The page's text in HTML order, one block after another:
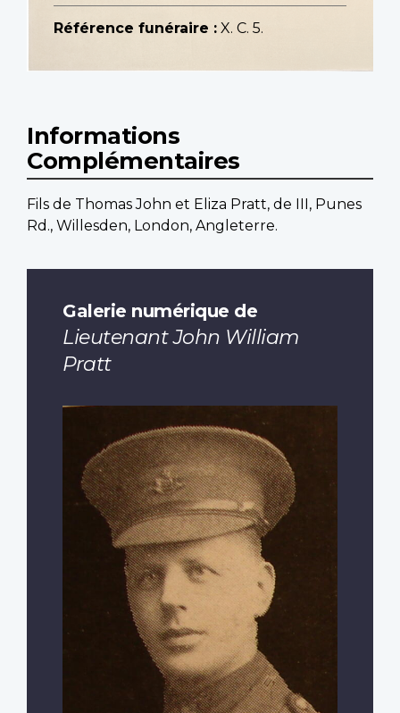
Référence funéraire : X. C. 5.
Informations
Complémentaires
Fils de Thomas John et Eliza Pratt, de III, Punes
Rd., Willesden, London, Angleterre.
Galerie numérique de
Lieutenant John William
Pratt